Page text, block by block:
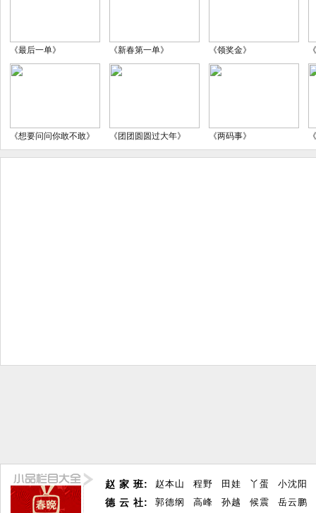
《最后一单》 《新春第一单》 《领奖金》
《想要问问你敢不敢》 《团团圆圆过大年》 《两码事》
赵 家 班:
德 云 社:
赵本山 程野 田娃 丫蛋
小沈阳
郭德纲
高峰 孙越 候震 岳云鹏